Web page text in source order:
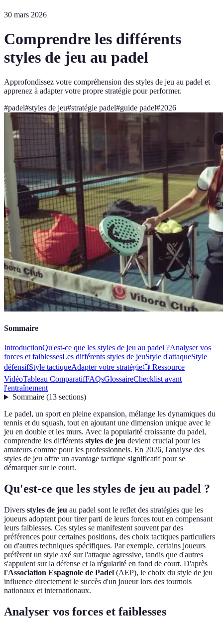
30 mars 2026
Comprendre les différents
styles de jeu au padel
Approfondissez votre compréhension des styles de jeu au padel et
apprenez à adapter votre propre stratégie pour performer.
#padel#styles de jeu#stratégie padel#guide padel#2026
Sommaire
IntroductionQu'est-ce que les styles de jeu au padel ?Analyser vos
forces et faiblessesLes différents styles de jeuStyle d'attaqueStyle
défensifStyle tactiqueAdapter votre stratégie📺 Ressource
VidéoTableau ComparatifFAQsGlossaireChecklist avant
l'entraînement
Sommaire(13 sections)
Le padel, un sport en pleine expansion, mélange les dynamiques du
tennis et du squash, tout en ajoutant une dimension unique avec le
jeu en double et les murs. Avec la popularité croissante du padel,
comprendre les différents styles de jeu devient crucial pour les
amateurs comme pour les professionnels. En 2026, l'analyse des
styles de jeu offre un avantage tactique significatif pour se
démarquer sur le court.
Qu'est-ce que les styles de jeu au padel ?
Divers styles de jeu au padel sont le reflet des stratégies que les
joueurs adoptent pour tirer parti de leurs forces tout en compensant
leurs faiblesses. Ces styles se manifestent souvent par des
préférences pour certaines positions, des choix tactiques particuliers
ou d'autres techniques spécifiques. Par exemple, certains joueurs
préfèrent un style axé sur l'attaque agressive, tandis que d'autres
s'appuient sur la défense et la régularité en fond de court. D'après
l'Association Espagnole de Padel (AEP), le choix du style de jeu
influence directement le succès d'un joueur lors des tournois
nationaux et internationaux.
Analyser vos forces et faiblesses